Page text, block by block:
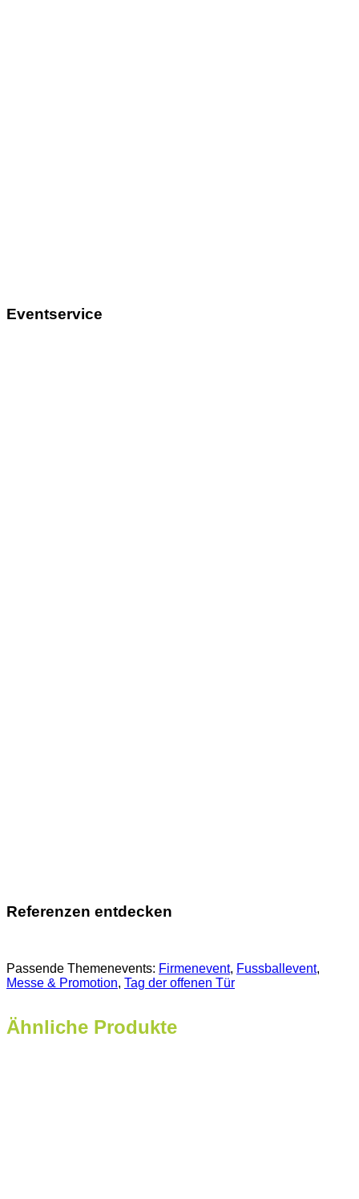
Eventservice
Referenzen entdecken
Passende Themenevents: Firmenevent, Fussballevent
Messe & Promotion, Tag der offenen Tür
Ähnliche Produkte